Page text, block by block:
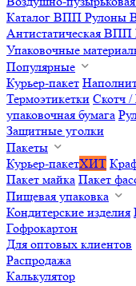
Каталог ВПП Рулоны
Антистатическая ВПП
Упаковочные
Популярные
Курьер-пакет
Термоэтикетки Скотч /
упаковочная бумага
Защитные уголки
Пакеты
Курьер-пакетХИТ
Пакет майка Пакет
Пищевая упаковка
Кондитерские изделия
Гофрокартон
Для оптовых клиентов
Распродажа
Калькулятор